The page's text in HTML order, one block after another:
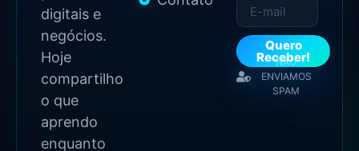
digitais e
negócios.
Hoje
compartilho
o que
aprendo
enquanto
Quero
Receber!
NÃO
ENVIAMOS
SPAM